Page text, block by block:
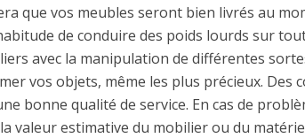
que vos meubles seront bien livrés au
de conduire des poids lourds sur
avec la manipulation de différentes
vos objets, même les plus précieux.
bonne qualité de service. En cas de
valeur estimative du mobilier ou du